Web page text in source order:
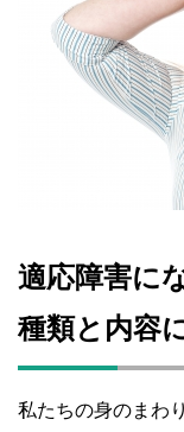
適応障害に
種類と内容
私たちの身のまわ